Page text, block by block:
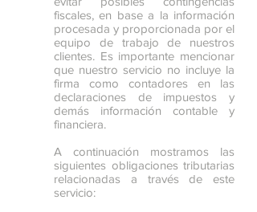
fiscales, en base a la información
procesada y proporcionada por el
equipo de trabajo de nuestros
clientes. Es importante mencionar
que nuestro servicio no incluye la
firma como contadores en las
declaraciones de impuestos y
demás información contable y
financiera.
A continuación mostramos las
siguientes obligaciones tributarias
relacionadas a través de este
servicio: